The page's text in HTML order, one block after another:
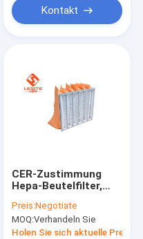
Kontakt
CER-Zustimmung
Hepa-Beutelfilter,
kleine Staub-Partikel
Preis:Negotiate
MOQ:Verhandeln Sie
Holen Sie sich aktuelle Preis